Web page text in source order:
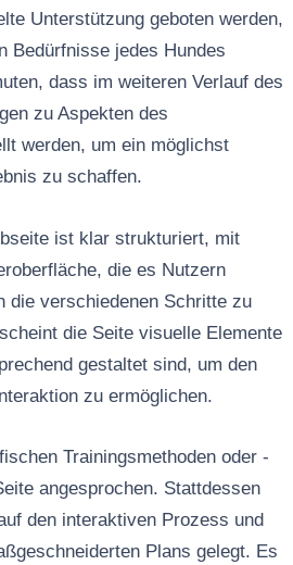
Unterstützung geboten werden,
Bedürfnisse jedes Hundes
dass im weiteren Verlauf des
zu Aspekten des
werden, um ein möglichst
zu schaffen.
ist klar strukturiert, mit
die es Nutzern
die verschiedenen Schritte zu
die Seite visuelle Elemente
gestaltet sind, um den
zu ermöglichen.
Trainingsmethoden oder -
angesprochen. Stattdessen
den interaktiven Prozess und
Plans gelegt. Es